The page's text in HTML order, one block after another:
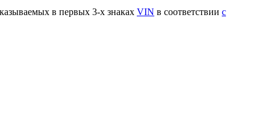
в первых 3-х знаках VIN в соответствии с